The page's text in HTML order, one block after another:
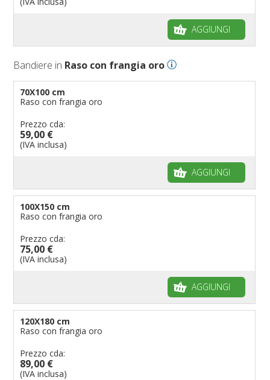
Bandiere per eventi religiosi
Bandiere per enti pubblici
Bandiere per ambasciate
Bandiere per riserve naturali e parchi
Bandiere per musicisti
pennoni per bandiere
AGGIUNGI
Bandiere in Raso con frangia oro
70X100 cm
Raso con frangia oro
Prezzo cda:
59,00 €
(IVA inclusa)
AGGIUNGI
100X150 cm
Raso con frangia oro
Prezzo cda:
75,00 €
(IVA inclusa)
AGGIUNGI
120X180 cm
Raso con frangia oro
Prezzo cda:
89,00 €
(IVA inclusa)